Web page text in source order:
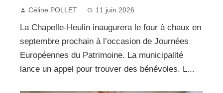
Céline POLLET 11 juin 2026
La Chapelle-Heulin inaugurera le four à chaux en
septembre prochain à l’occasion de Journées
Européennes du Patrimoine. La municipalité
lance un appel pour trouver des bénévoles. L...